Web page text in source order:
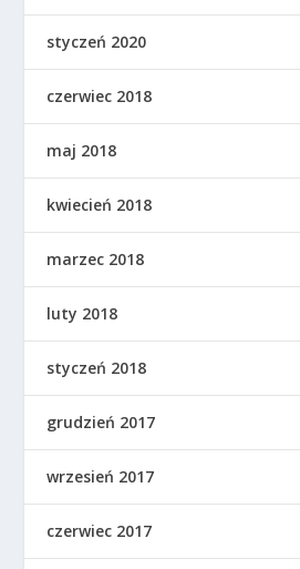
styczeń 2020
czerwiec 2018
maj 2018
kwiecień 2018
marzec 2018
luty 2018
styczeń 2018
grudzień 2017
wrzesień 2017
czerwiec 2017